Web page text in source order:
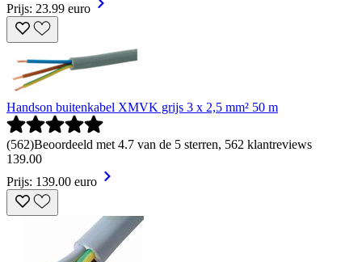
Prijs: 23.99 euro
Handson buitenkabel XMVK grijs 3 x 2,5 mm² 50 m
(562)Beoordeeld met 4.7 van de 5 sterren, 562 klantreviews
139.00
Prijs: 139.00 euro